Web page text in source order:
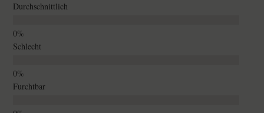
Durchschnittlich
Schlecht
Furchtbar